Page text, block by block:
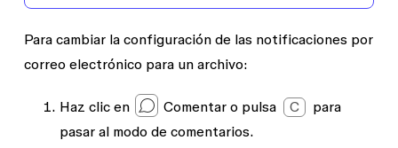
Para cambiar la configuración de las notificaciones por
correo electrónico para un archivo:
Haz clic en Comentaro pulsa C
para
pasar al modo de comentarios.